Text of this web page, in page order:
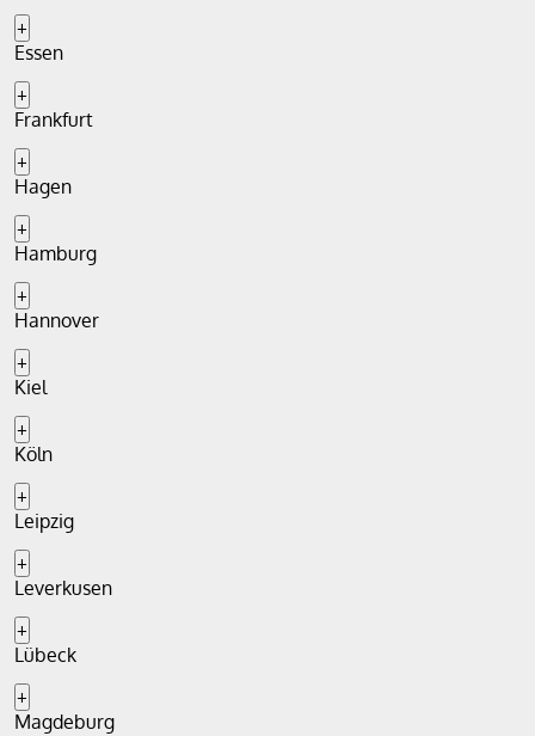
+
Essen
+
Frankfurt
+
Hagen
+
Hamburg
+
Hannover
+
Kiel
+
Köln
+
Leipzig
+
Leverkusen
+
Lübeck
+
Magdeburg